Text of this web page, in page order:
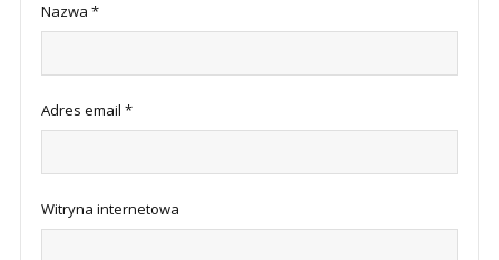
Nazwa *
Adres email *
Witryna internetowa